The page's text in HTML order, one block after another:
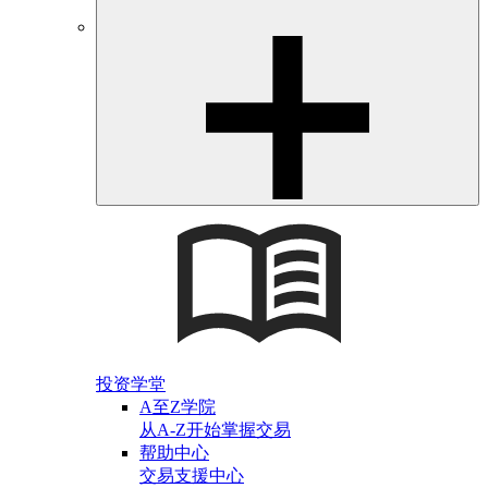
投资学堂
A至Z学院
从A-Z开始掌握交易
帮助中心
交易支援中心